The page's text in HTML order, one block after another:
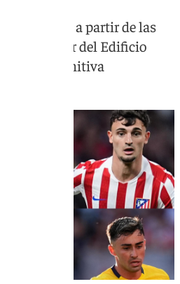
este lunes, a partir de las
Movistar del Edificio
la lista definitiva